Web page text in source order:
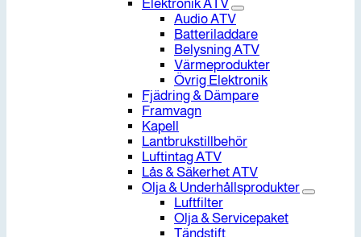
Elektronik ATV
Audio ATV
Batteriladdare
Belysning ATV
Värmeprodukter
Övrig Elektronik
Fjädring & Dämpare
Framvagn
Kapell
Lantbrukstillbehör
Luftintag ATV
Lås & Säkerhet ATV
Olja & Underhållsprodukter
Luftfilter
Olja & Servicepaket
Tändstift